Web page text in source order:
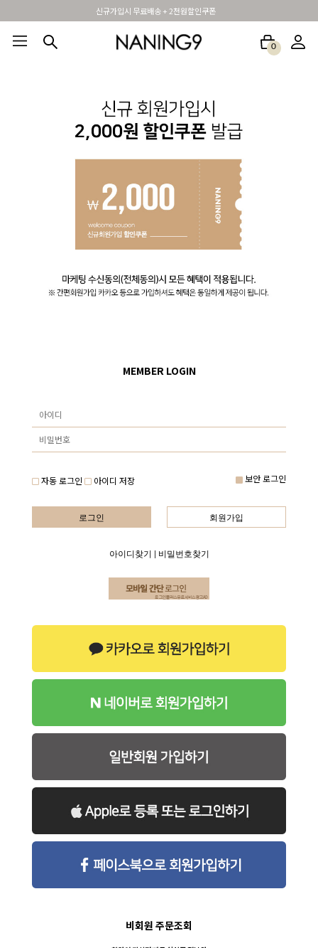
신규가입시 무료배송 + 2천원할인쿠폰
0
MEMBER LOGIN
자동 로그인 아이디 저장 보안 로그인
로그인 회원가입
아이디찾기 비밀번호찾기
비회원 주문조회